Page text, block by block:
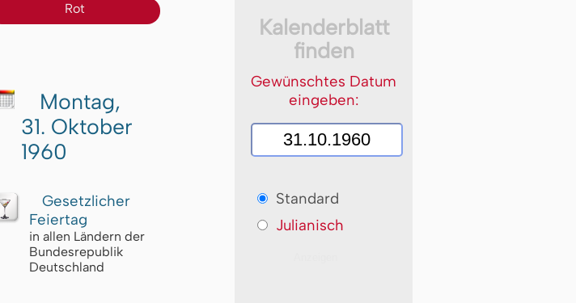
Rot
Montag,
31. Oktober
1960
Gesetzlicher
Feiertag
in allen Ländern der
Bundesrepublik
Deutschland
Kalenderblatt
finden
Gewünschtes Datum
eingeben:
Standard
Julianisch